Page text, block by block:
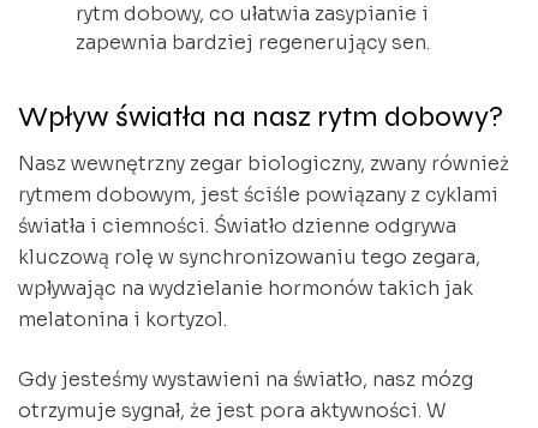
rytm dobowy, co ułatwia zasypianie i
zapewnia bardziej regenerujący sen.
Wpływ światła na nasz rytm dobowy?
Nasz wewnętrzny zegar biologiczny, zwany również
rytmem dobowym, jest ściśle powiązany z cyklami
światła i ciemności. Światło dzienne odgrywa
kluczową rolę w synchronizowaniu tego zegara,
wpływając na wydzielanie hormonów takich jak
melatonina i kortyzol.
Gdy jesteśmy wystawieni na światło, nasz mózg
otrzymuje sygnał, że jest pora aktywności. W